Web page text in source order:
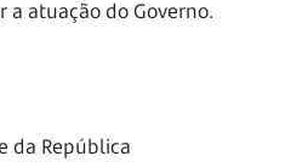
a atuação do Governo.
da República